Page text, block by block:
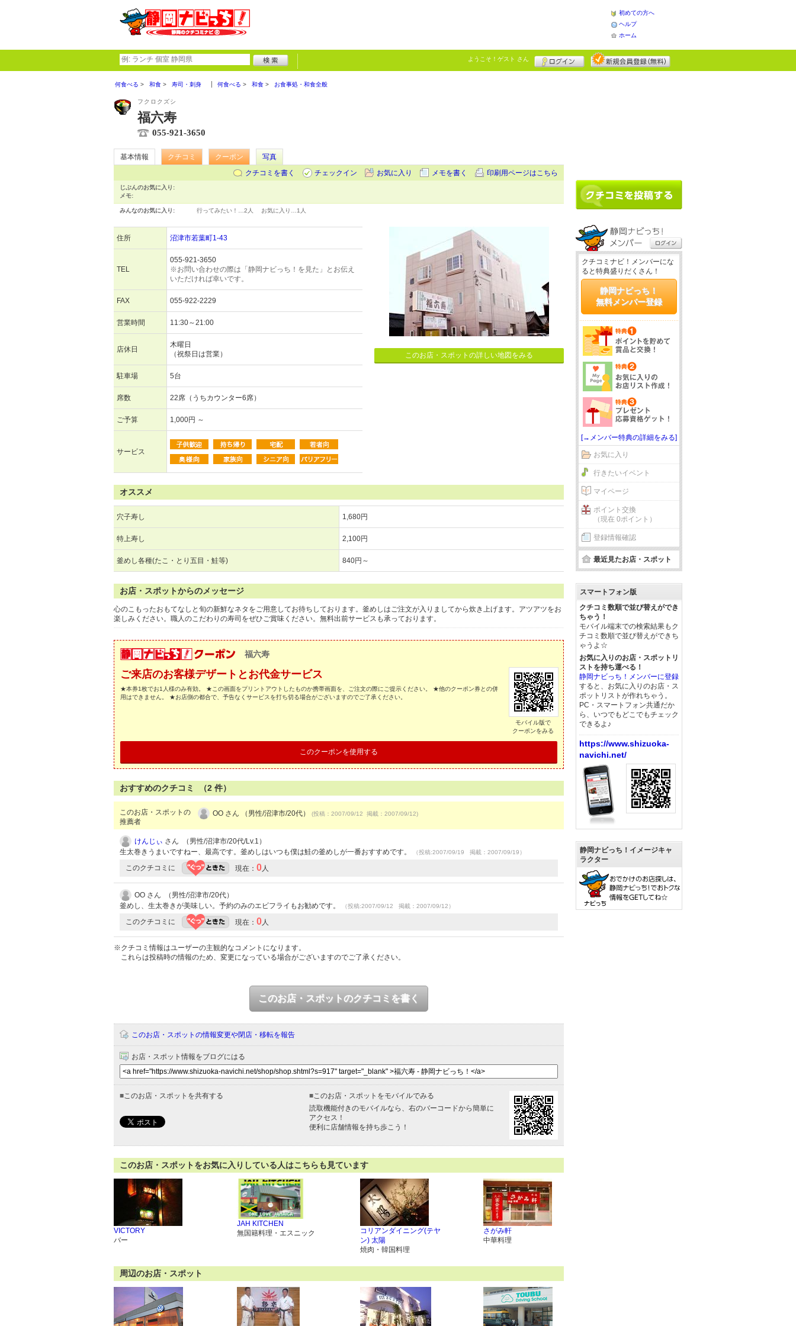
初めての方へ
ヘルプ
ホーム
ようこそ！ ゲスト さん
何食べる 和食 寿司・刺身 何食べる 和食 お食事処・和食全般
フクロクズシ
福六寿
055-921-3650
基本情報 クチコミ クーポン
写真
クチコミを書く
チェックイン お気に入り メモを書く 印刷用ページはこちら
じぶんのお気に入り:
メモ:
みんなのお気に入り: 行ってみたい！… 2人 お気に入り… 1人
住所 沼津市若葉町1-43
TEL
055-921-3650
※お問い合わせの際は「静岡ナビっち！を見た」とお伝え
いただければ幸いです。
FAX 055-922-2229
営業時間 11:30～21:00
店休日
木曜日
（祝祭日は営業）
駐車場 5台
席数 22席（うちカウンター6席）
ご予算 1,000円 ～
サービス
このお店・スポットの詳しい地図をみる
オススメ
穴子寿し 1,680円
特上寿し 2,100円
釜めし各種(たこ・とり五目・鮭等) 840円～
お店・スポットからのメッセージ
心のこもったおもてなしと旬の新鮮なネタをご用意してお待ちしております。釜めしはご注文が入りましてから炊き上げます。アツアツをお
楽しみください。職人のこだわりの寿司をぜひご賞味ください。無料出前サービスも承っております。
福六寿
ご来店のお客様デザートとお代金サービス
★本券1枚でお1人様のみ有効。 ★この画面をプリントアウトしたものか携帯画面を、ご注文の際にご提示ください。 ★他のクーポン券との併
用はできません。 ★お店側の都合で、予告なくサービスを打ち切る場合がございますのでご了承ください。
モバイル版で
クーポンをみる
このクーポンを使用する
おすすめのクチコミ （2 件）
このお店・スポットの
推薦者
OO さん （男性/沼津市/20代） (投稿：2007/09/12 掲載：2007/09/12)
けんじぃ さん （男性/沼津市/20代/Lv.1）
生太巻きうまいですねー、最高です。釜めしはいつも僕は鮭の釜めしが一番おすすめです。
（投稿:2007/09/19 掲載：2007/09/19）
このクチコミに 現在： 0人
OO さん （男性/沼津市/20代）
釜めし、生太巻きが美味しい。予約のみのエビフライもお勧めです。
（投稿:2007/09/12 掲載：2007/09/12）
このクチコミに 現在： 0人
※クチコミ情報はユーザーの主観的なコメントになります。
これらは投稿時の情報のため、変更になっている場合がございますのでご了承ください。
このお店・スポットのクチコミを書く
このお店・スポットの情報変更や閉店・移転を報告
お店・スポット情報をブログにはる
■このお店・スポットを共有する ■このお店・スポットをモバイルでみる
読取機能付きのモバイルなら、右のバーコードから簡単に
アクセス！
便利に店舗情報を持ち歩こう！
このお店・スポットをお気に入りしている人はこちらも見ています
VICTORY
バー
JAH KITCHEN
無国籍料理・エスニック
コリアンダイニング(テヤ
ン) 太陽
焼肉・韓国料理
さがみ軒
中華料理
周辺のお店・スポット
クチコミナビ！メンバーにな
ると特典盛りだくさん！
静岡ナビっち！
無料メンバー登録
[→メンバー特典の詳細をみる]
お気に入り
行きたいイベント
マイページ
ポイント交換
（現在 0ポイント）
登録情報確認
最近見たお店・スポット
スマートフォン版
クチコミ数順で並び替えができ
ちゃう！
モバイル端末での検索結果もク
チコミ数順で並び替えができち
ゃうよ☆
お気に入りのお店・スポットリ
ストを持ち運べる！
静岡ナビっち！メンバーに登録
すると、お気に入りのお店・ス
ポットリストが作れちゃう。
PC・スマートフォン共通だか
ら、いつでもどこでもチェック
できるよ♪
https://www.shizuoka-
navichi.net/
静岡ナビっち！イメージキャ
ラクター